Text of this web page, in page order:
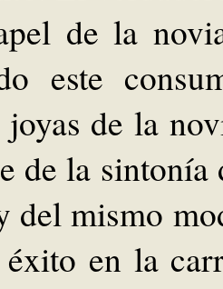
de la
este
de la
de la
del mismo
en la